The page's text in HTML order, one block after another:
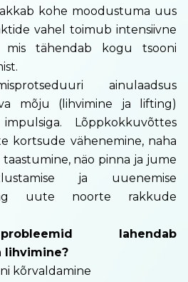
kohe moodustuma uus
vahel toimub intensiivne
mis tähendab kogu tsooni
ainulaadsus
mõju (lihvimine ja lifting)
Lõppkokkuvõttes
kortsude vähenemine, naha
näo pinna ja jume
ja uuenemise
uute noorte rakkude
lahendab
lihvimine?
kõrvaldamine